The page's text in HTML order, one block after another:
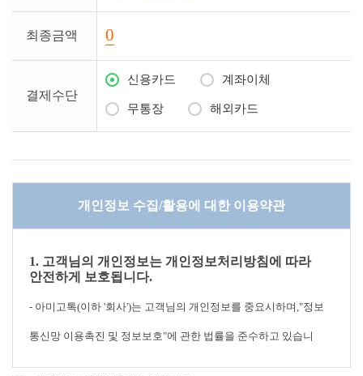
최종금액 0
결제수단
신용카드 계좌이체
무통장 해외카드
개인정보 수집/활용에 대한 이용약관
1. 고객님의 개인정보는 개인정보처리방침에 따라
안전하게 보호됩니다.
- 아미고톡(이하 '회사')는 고객님의 개인정보를 중요시하며,"정보
통신망 이용촉진 및 정보보호"에 관한 법률을 준수하고 있습니
다.